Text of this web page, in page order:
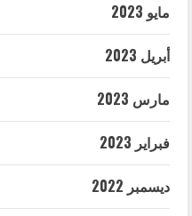
مايو 2023
أبريل 2023
مارس 2023
فبراير 2023
ديسمبر 2022